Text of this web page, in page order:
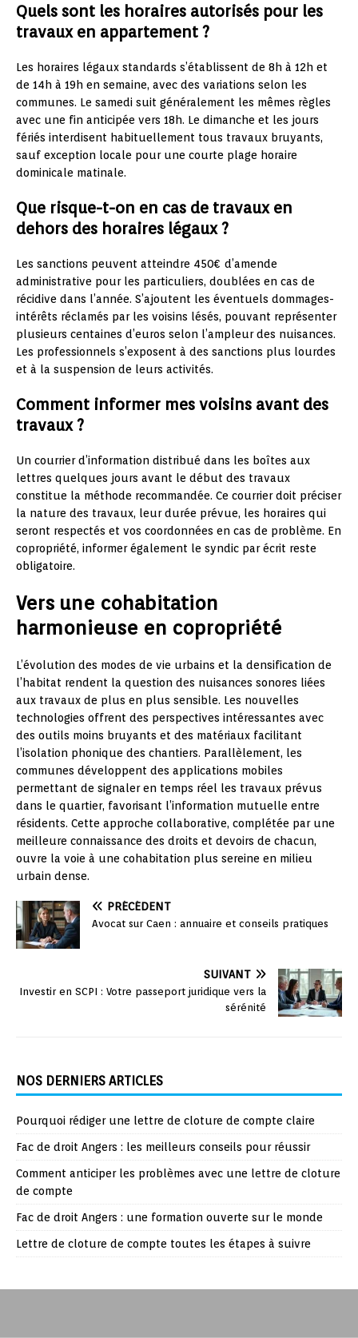
Quels sont les horaires autorisés pour les
travaux en appartement ?
Les horaires légaux standards s’établissent de 8h à 12h et
de 14h à 19h en semaine, avec des variations selon les
communes. Le samedi suit généralement les mêmes règles
avec une fin anticipée vers 18h. Le dimanche et les jours
fériés interdisent habituellement tous travaux bruyants,
sauf exception locale pour une courte plage horaire
dominicale matinale.
Que risque-t-on en cas de travaux en
dehors des horaires légaux ?
Les sanctions peuvent atteindre 450€ d’amende
administrative pour les particuliers, doublées en cas de
récidive dans l’année. S’ajoutent les éventuels dommages-
intérêts réclamés par les voisins lésés, pouvant représenter
plusieurs centaines d’euros selon l’ampleur des nuisances.
Les professionnels s’exposent à des sanctions plus lourdes
et à la suspension de leurs activités.
Comment informer mes voisins avant des
travaux ?
Un courrier d’information distribué dans les boîtes aux
lettres quelques jours avant le début des travaux
constitue la méthode recommandée. Ce courrier doit préciser
la nature des travaux, leur durée prévue, les horaires qui
seront respectés et vos coordonnées en cas de problème. En
copropriété, informer également le syndic par écrit reste
obligatoire.
Vers une cohabitation
harmonieuse en copropriété
L’évolution des modes de vie urbains et la densification de
l’habitat rendent la question des nuisances sonores liées
aux travaux de plus en plus sensible. Les nouvelles
technologies offrent des perspectives intéressantes avec
des outils moins bruyants et des matériaux facilitant
l’isolation phonique des chantiers. Parallèlement, les
communes développent des applications mobiles
permettant de signaler en temps réel les travaux prévus
dans le quartier, favorisant l’information mutuelle entre
résidents. Cette approche collaborative, complétée par une
meilleure connaissance des droits et devoirs de chacun,
ouvre la voie à une cohabitation plus sereine en milieu
urbain dense.
PRÉCÉDENT
Avocat sur Caen : annuaire et conseils pratiques
SUIVANT
Investir en SCPI : Votre passeport juridique vers la
sérénité
NOS DERNIERS ARTICLES
Pourquoi rédiger une lettre de cloture de compte claire
Fac de droit Angers : les meilleurs conseils pour réussir
Comment anticiper les problèmes avec une lettre de cloture
de compte
Fac de droit Angers : une formation ouverte sur le monde
Lettre de cloture de compte toutes les étapes à suivre